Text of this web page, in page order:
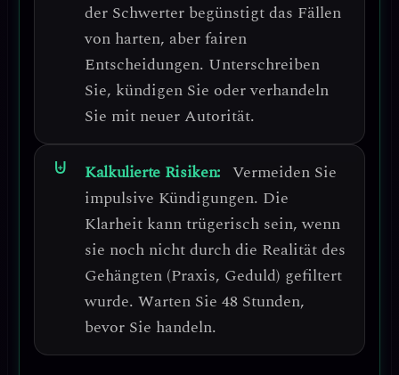
der Schwerter begünstigt das Fällen
von harten, aber fairen
Entscheidungen. Unterschreiben
Sie, kündigen Sie oder verhandeln
Sie mit neuer Autorität.
Kalkulierte Risiken: Vermeiden Sie
impulsive Kündigungen. Die
Klarheit kann trügerisch sein, wenn
sie noch nicht durch die Realität des
Gehängten (Praxis, Geduld) gefiltert
wurde. Warten Sie 48 Stunden,
bevor Sie handeln.